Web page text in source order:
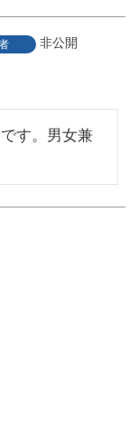
非公開
す。男女兼